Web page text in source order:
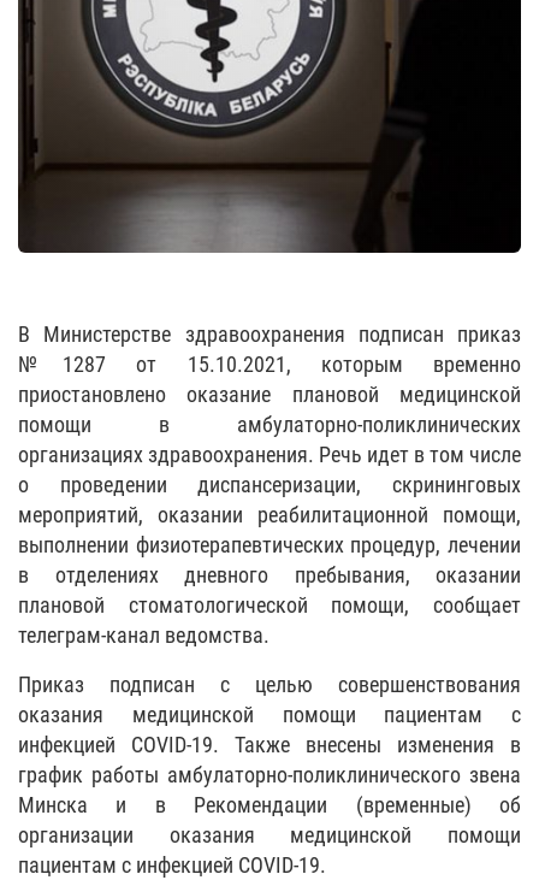
В Министерстве здравоохранения подписан приказ
№1287 от 15.10.2021, которым временно
приостановлено оказание плановой медицинской
помощи в амбулаторно-поликлинических
организациях здравоохранения. Речь идет в том числе
о проведении диспансеризации, скрининговых
мероприятий, оказании реабилитационной помощи,
выполнении физиотерапевтических процедур, лечении
в отделениях дневного пребывания, оказании
плановой стоматологической помощи, сообщает
телеграм-канал ведомства.
Приказ подписан с целью совершенствования
оказания медицинской помощи пациентам с
инфекцией COVID-19. Также внесены изменения в
график работы амбулаторно-поликлинического звена
Минска и в Рекомендации (временные) об
организации оказания медицинской помощи
пациентам с инфекцией COVID-19.